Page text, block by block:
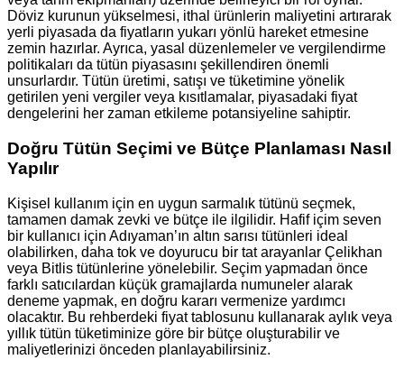
Döviz kurunun yükselmesi, ithal ürünlerin maliyetini artırarak
yerli piyasada da fiyatların yukarı yönlü hareket etmesine
zemin hazırlar. Ayrıca, yasal düzenlemeler ve vergilendirme
politikaları da tütün piyasasını şekillendiren önemli
unsurlardır. Tütün üretimi, satışı ve tüketimine yönelik
getirilen yeni vergiler veya kısıtlamalar, piyasadaki fiyat
dengelerini her zaman etkileme potansiyeline sahiptir.
Doğru Tütün Seçimi ve Bütçe Planlaması Nasıl
Yapılır
Kişisel kullanım için en uygun sarmalık tütünü seçmek,
tamamen damak zevki ve bütçe ile ilgilidir. Hafif içim seven
bir kullanıcı için Adıyaman’ın altın sarısı tütünleri ideal
olabilirken, daha tok ve doyurucu bir tat arayanlar Çelikhan
veya Bitlis tütünlerine yönelebilir. Seçim yapmadan önce
farklı satıcılardan küçük gramajlarda numuneler alarak
deneme yapmak, en doğru kararı vermenize yardımcı
olacaktır. Bu rehberdeki fiyat tablosunu kullanarak aylık veya
yıllık tütün tüketiminize göre bir bütçe oluşturabilir ve
maliyetlerinizi önceden planlayabilirsiniz.